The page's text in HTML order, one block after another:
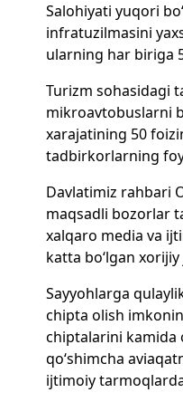
Salohiyati yuqori
infratuzilmasini
ularning har biriga
Turizm sohasidagi
mikroavtobuslarni
xarajatining 50
tadbirkorlarning
Davlatimiz rahbari
maqsadli bozorlar
xalqaro media va
katta bo‘lgan
Sayyohlarga
chipta olish
chiptalarini kamida
qo‘shimcha
ijtimoiy